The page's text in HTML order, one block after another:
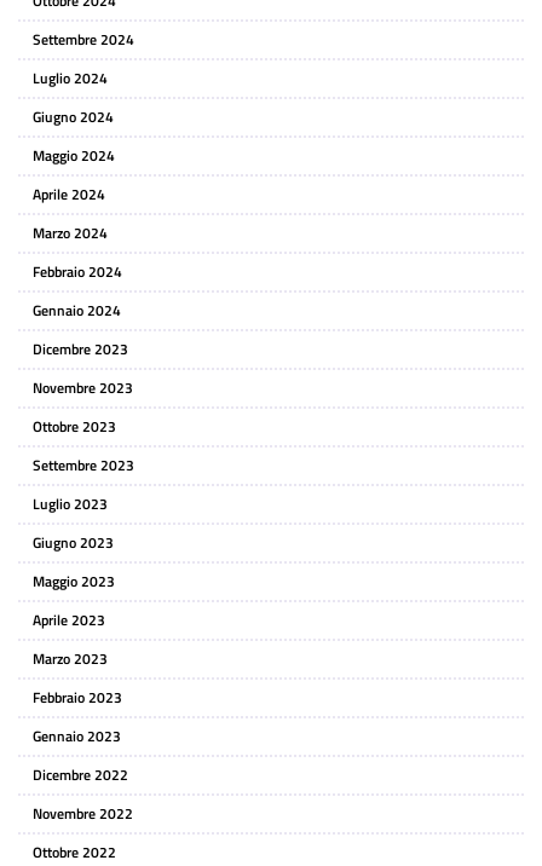
Settembre 2024
Luglio 2024
Giugno 2024
Maggio 2024
Aprile 2024
Marzo 2024
Febbraio 2024
Gennaio 2024
Dicembre 2023
Novembre 2023
Ottobre 2023
Settembre 2023
Luglio 2023
Giugno 2023
Maggio 2023
Aprile 2023
Marzo 2023
Febbraio 2023
Gennaio 2023
Dicembre 2022
Novembre 2022
Ottobre 2022